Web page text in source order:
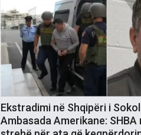
Ekstradimi në Shqipëri i
Ambasada Amerikane: SHBA